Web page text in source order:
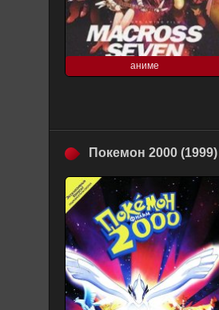
аниме
Покемон 2000 (1999)